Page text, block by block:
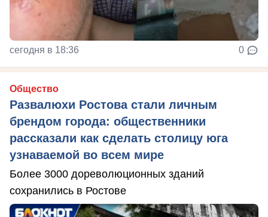
сегодня в 18:36 0
Общество
Развалюхи Ростова стали личным
брендом города: общественники
рассказали как сделать столицу юга
узнаваемой во всем мире
Более 3000 дореволюционных зданий
сохранились в Ростове